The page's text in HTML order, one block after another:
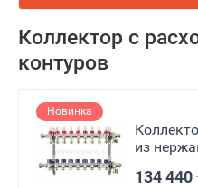
Коллектор с
контуров
Новинка
из
134 440